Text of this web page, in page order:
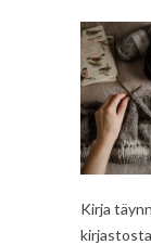
Kirja